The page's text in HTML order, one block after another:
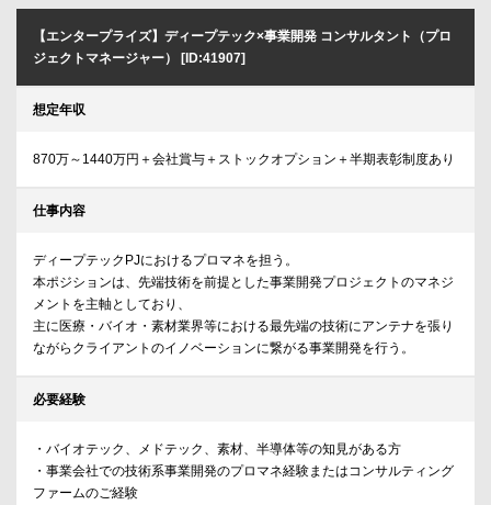
【エンタープライズ】ディープテック×事業開発 コンサルタント（プロ
ジェクトマネージャー） [ID:41907]
想定年収
870万～1440万円＋会社賞与＋ストックオプション＋半期表彰制度あり
仕事内容
ディープテックPJにおけるプロマネを担う。
本ポジションは、先端技術を前提とした事業開発プロジェクトのマネジ
メントを主軸としており、
主に医療・バイオ・素材業界等における最先端の技術にアンテナを張り
ながらクライアントのイノベーションに繋がる事業開発を行う。
必要経験
・バイオテック、メドテック、素材、半導体等の知見がある方
・事業会社での技術系事業開発のプロマネ経験またはコンサルティング
ファームのご経験